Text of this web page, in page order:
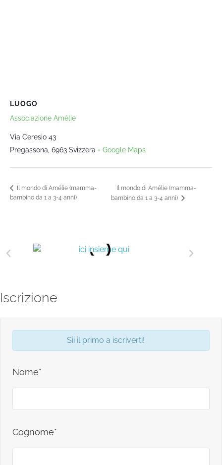
LUOGO
Associazione Amélie
Via Ceresio 43
Pregassona 6963 Svizzera + Google Maps
Il mondo di Amélie (mamma-
bambino da 1 a 3-4 anni)
Il mondo di Amélie (mamma-
bambino da 1 a 3-4 anni)
Iscrizione
Sii il primo a iscriverti!
Nome*
Cognome*